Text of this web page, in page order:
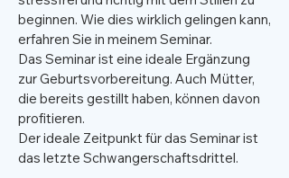
beginnen. Wie dies wirklich gelingen kann,
erfahren Sie in meinem Seminar.
Das Seminar ist eine ideale Ergänzung
zur Geburtsvorbereitung. Auch Mütter,
die bereits gestillt haben, können davon
profitieren.
Der ideale Zeitpunkt für das Seminar ist
das letzte Schwangerschaftsdrittel.